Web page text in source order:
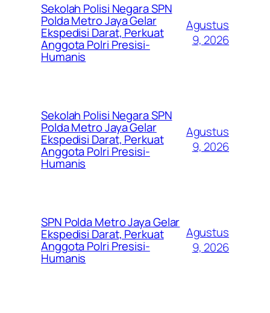
Sekolah Polisi Negara SPN
Polda Metro Jaya Gelar
Ekspedisi Darat, Perkuat
Anggota Polri Presisi-
Humanis
Agustus
9, 2026
Sekolah Polisi Negara SPN
Polda Metro Jaya Gelar
Ekspedisi Darat, Perkuat
Anggota Polri Presisi-
Humanis
Agustus
9, 2026
SPN Polda Metro Jaya Gelar
Ekspedisi Darat, Perkuat
Anggota Polri Presisi-
Humanis
Agustus
9, 2026